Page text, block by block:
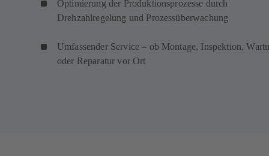
Optimierung der Produktionsprozesse durch
Drehzahlregelung und Prozessüberwachung
Umfassender Service – ob Montage, Inspektion,
oder Reparatur vor Ort